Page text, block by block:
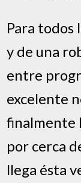
Para todos
y de una
entre
excelente
finalmente
por cerca
llega ésta